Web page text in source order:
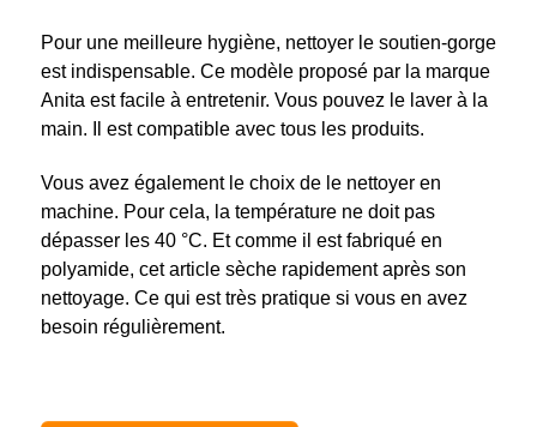
Pour une meilleure hygiène, nettoyer le soutien-gorge
est indispensable. Ce modèle proposé par la marque
Anita est facile à entretenir. Vous pouvez le laver à la
main. Il est compatible avec tous les produits.
Vous avez également le choix de le nettoyer en
machine. Pour cela, la température ne doit pas
dépasser les 40 °C. Et comme il est fabriqué en
polyamide, cet article sèche rapidement après son
nettoyage. Ce qui est très pratique si vous en avez
besoin régulièrement.